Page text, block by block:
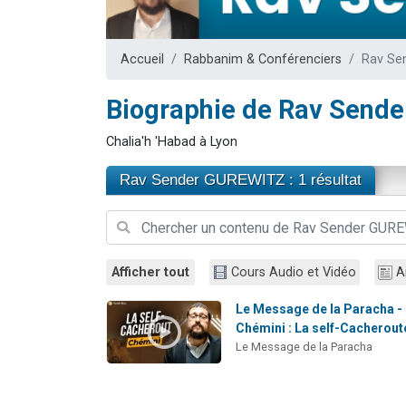
17
4 personnes
Eva vient de
Accueil Rabbanim & Conférenciers Rav
Biographie de Rav
Chalia'h 'Habad à Lyon
Rav Sender GUREWITZ : 1 résultat
Afficher tout Cours Audio et Vidéo
Le Message de la Paracha -
Chémini : La self-
Le Message de la Paracha